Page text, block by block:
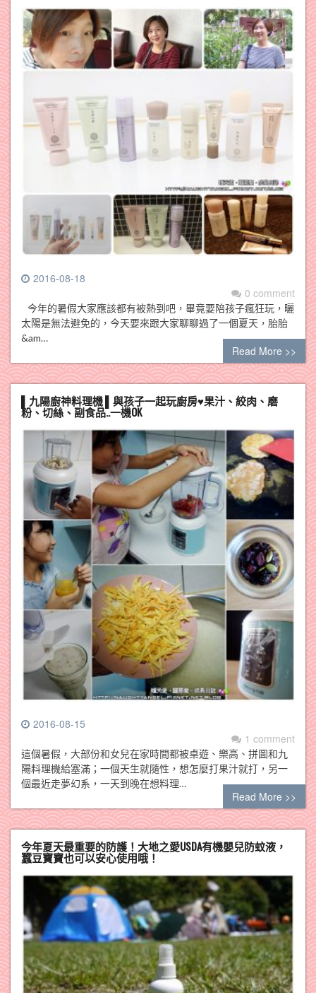
2016-08-18
0 comment
今年的暑假大家應該都有被熱到吧，畢竟要陪孩子瘋狂玩，曬
太陽是無法避免的，今天要來跟大家聊聊過了一個夏天，胎胎
&am…
Read More >>
▌九陽廚神料理機 ▌與孩子一起玩廚房♥果汁、絞肉、磨
粉、切絲、副食品..一機OK
2016-08-15
1 comment
這個暑假，大部份和女兒在家時間都被桌遊、樂高、拼圖和九
陽料理機給塞滿；一個天生就隨性，想怎麼打果汁就打，另一
個最近走夢幻系，一天到晚在想料理…
Read More >>
今年夏天最重要的防護！大地之愛USDA有機嬰兒防蚊液，
蠶豆寶寶也可以安心使用哦！